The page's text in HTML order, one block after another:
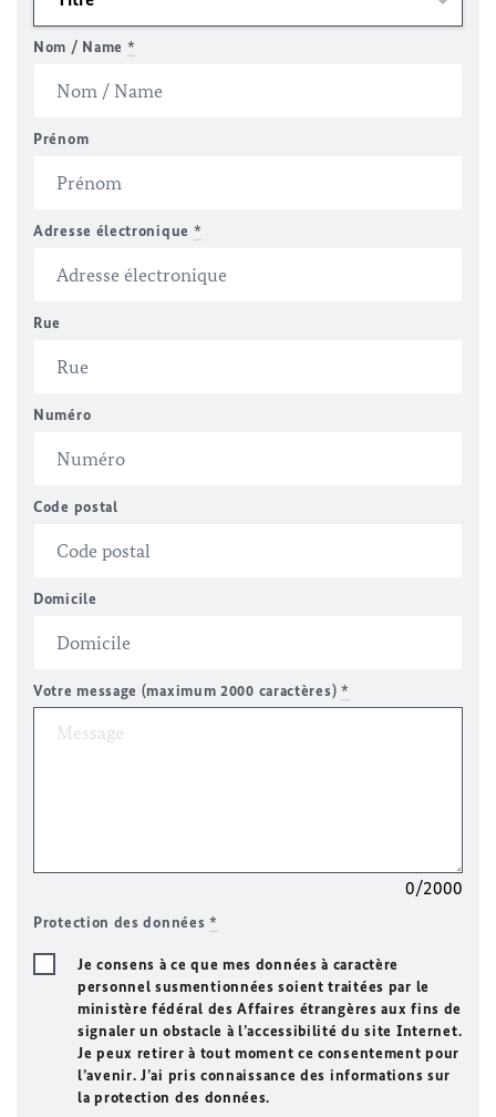
Nom / Name *
Prénom
Adresse électronique *
Rue
Numéro
Code postal
Domicile
Votre message (maximum 2000 caractères) *
0/2000
Protection des données*
Je consens à ce que mes données à caractère
personnel susmentionnées soient traitées par le
ministère fédéral des Affaires étrangères aux fins de
signaler un obstacle à l’accessibilité du site Internet.
Je peux retirer à tout moment ce consentement pour
l’avenir. J’ai pris connaissance des informations sur
la protection des données.